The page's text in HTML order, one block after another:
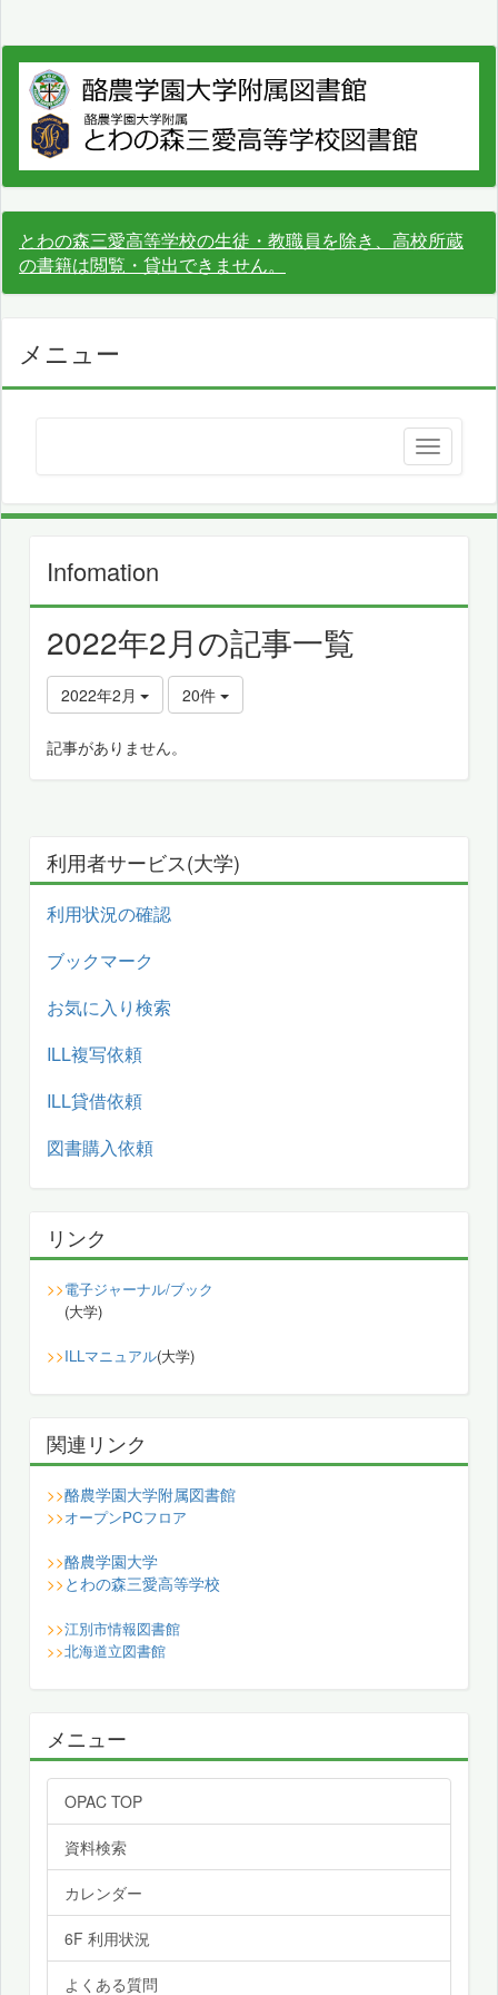
とわの森三愛高等学校の生徒・教職員を除き、高校所蔵
の書籍は閲覧・貸出できません。
メニュー
Infomation
2022年2月の記事一覧
2022年2月 20件
記事がありません。
利用者サービス(大学)
利用状況の確認
ブックマーク
お気に入り検索
ILL複写依頼
ILL貸借依頼
図書購入依頼
リンク
>>電子ジャーナル/ブック
(大学)
>>ILLマニュアル(大学)
関連リンク
>>酪農学園大学附属図書館
>>オープンPCフロア
>>酪農学園大学
>> とわの森三愛高等学校
>>江別市情報図書館
>>北海道立図書館
メニュー
OPAC TOP
資料検索
カレンダー
6F 利用状況
よくある質問